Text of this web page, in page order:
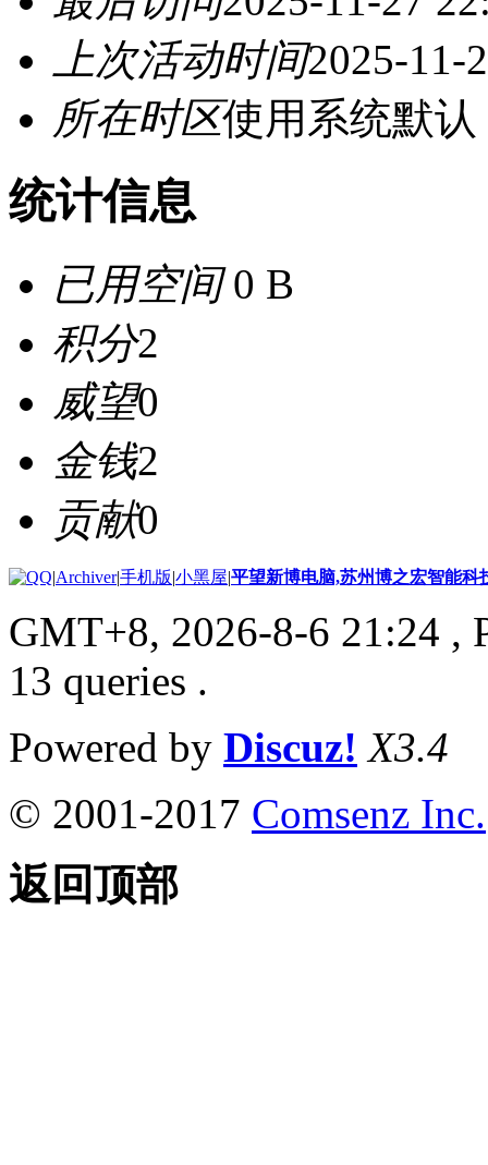
上次活动时间2025-11-
所在时区使用系统默认
统计信息
已用空间0 B
积分2
威望0
金钱2
贡献0
|Archiver|手机版|小黑屋|平望新博电脑,苏州博之宏智能科
GMT+8, 2026-8-6 21:24 ,
13 queries .
Powered by Discuz! X3.4
© 2001-2017 Comsenz Inc.
返回顶部